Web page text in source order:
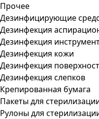
Прочее
Дезинфицирующие
Дезинфекция
Дезинфекция
Дезинфекция кожи
Дезинфекция
Дезинфекция слепков
Крепированная бумага
Пакеты для
Рулоны для